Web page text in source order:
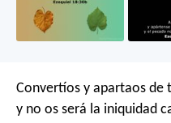
Convertíos y apartaos de
y no os será la iniquidad